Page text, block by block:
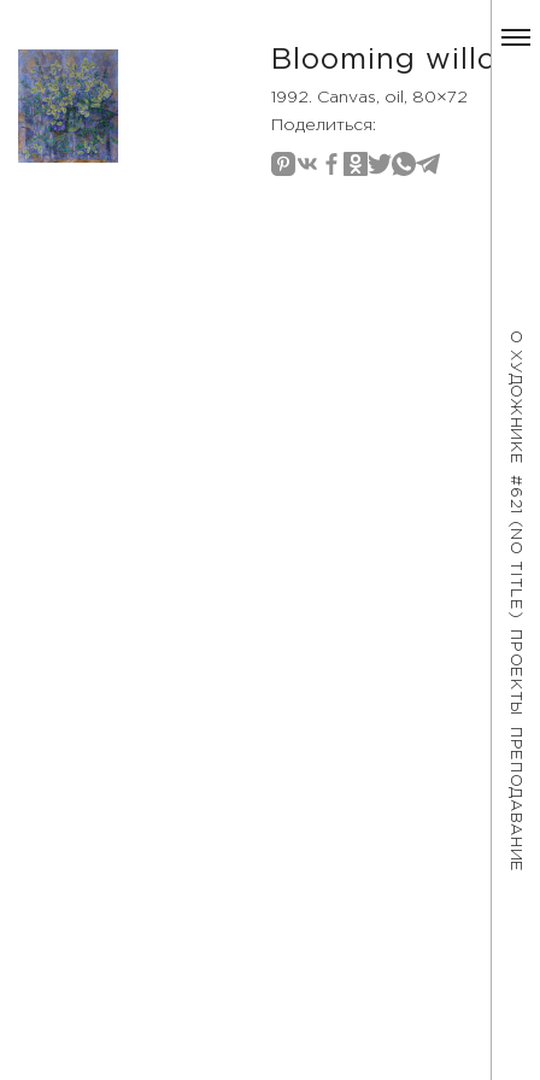
О ХУДОЖНИКЕ
#621 (NO TITLE)
ПРОЕКТЫ
ПРЕПОДАВАНИЕ
Blooming willow
1992. Canvas, oil, 80×72
Поделиться: